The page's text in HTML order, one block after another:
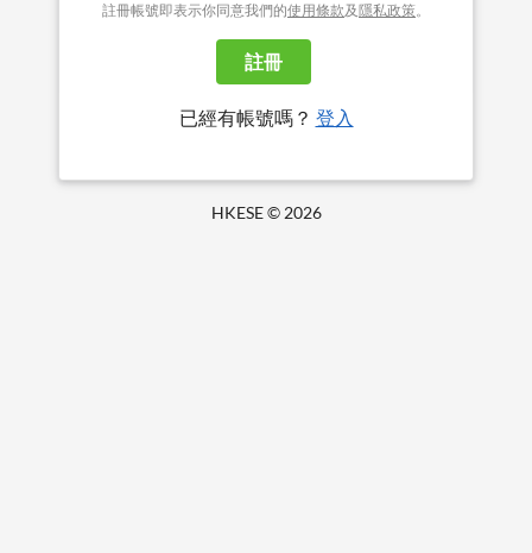
註冊帳號即表示你同意我們的使用條款及隱私政策。
註冊
已經有帳號嗎？ 登入
HKESE © 2026